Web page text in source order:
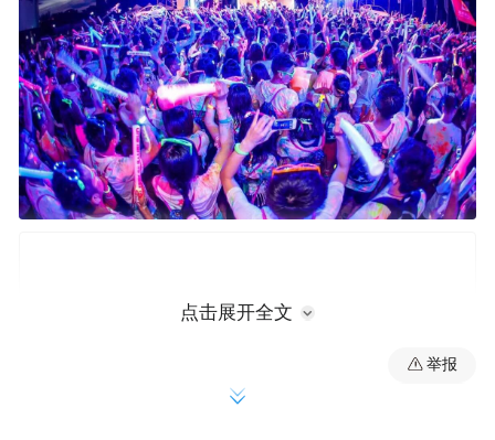
点击展开全文
举报